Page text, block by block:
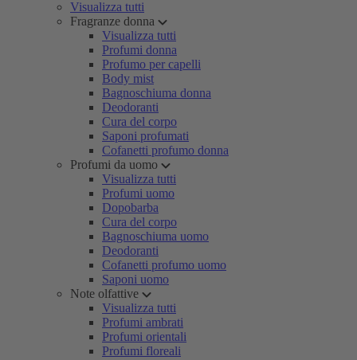
Visualizza tutti
Fragranze donna
Visualizza tutti
Profumi donna
Profumo per capelli
Body mist
Bagnoschiuma donna
Deodoranti
Cura del corpo
Saponi profumati
Cofanetti profumo donna
Profumi da uomo
Visualizza tutti
Profumi uomo
Dopobarba
Cura del corpo
Bagnoschiuma uomo
Deodoranti
Cofanetti profumo uomo
Saponi uomo
Note olfattive
Visualizza tutti
Profumi ambrati
Profumi orientali
Profumi floreali